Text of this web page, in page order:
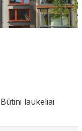
Būtini laukeliai